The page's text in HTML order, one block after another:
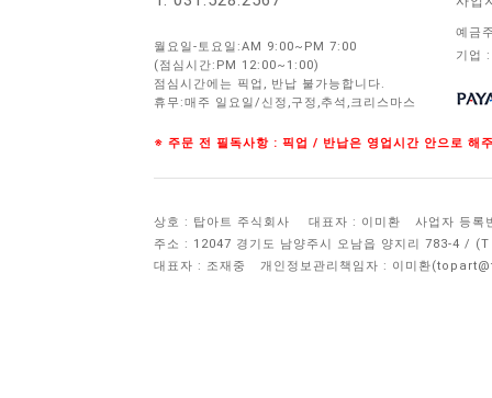
월요일-토요일:AM 9:00~PM 7:00
(점심시간:PM 12:00~1:00)
점심시간에는 픽업, 반납 불가능합니다.
휴무:매주 일요일/신정,구정,추석,크리스마스
예금
기업
※ 주문 전 필독사항 : 픽업 / 반납은 영업시간 안으로 해
상호 : 탑아트 주식회사 대표자 : 이미환
사업자 등록
주소 : 12047 경기도 남양주시 오남읍 양지리 783-4 /
대표자 : 조재중
개인정보관리책임자 : 이미환